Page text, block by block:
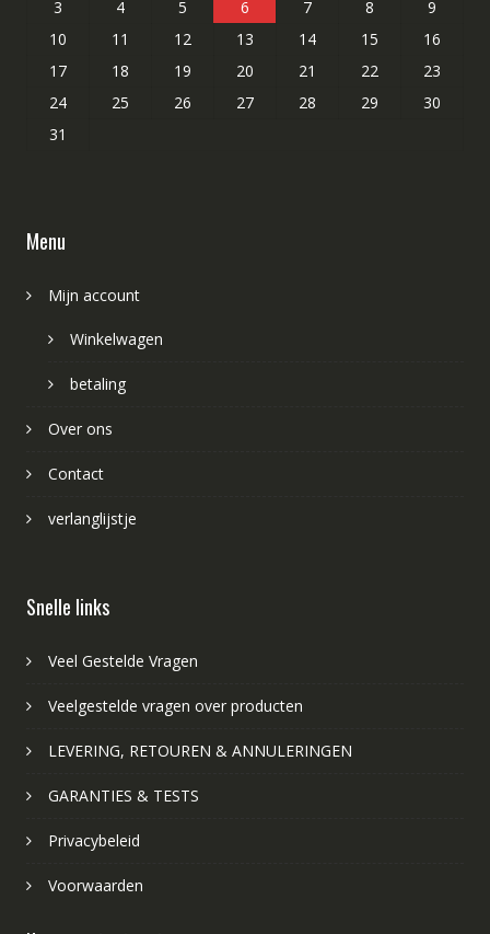
3
4 5 6 7 8
9
10
11 12 13 14 15
16
17
18 19 20 21 22
23
24
25 26 27 28 29
30
31
Menu
Mijn account
Winkelwagen
betaling
Over ons
Contact
verlanglijstje
Snelle links
Veel Gestelde Vragen
Veelgestelde vragen over producten
LEVERING, RETOUREN & ANNULERINGEN
GARANTIES & TESTS
Privacybeleid
Voorwaarden